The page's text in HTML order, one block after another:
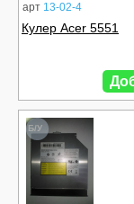
арт 13-02-4
Кулер Acer 5551
Б/У